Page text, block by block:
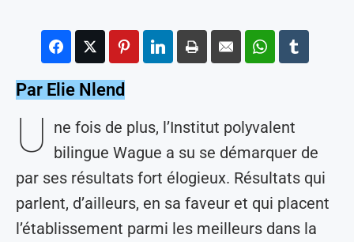
Par Elie Nlend
U ne fois de plus, l’Institut polyvalent
bilingue Wague a su se démarquer de
par ses résultats fort élogieux. Résultats qui
parlent, d’ailleurs, en sa faveur et qui placent
l’établissement parmi les meilleurs dans la